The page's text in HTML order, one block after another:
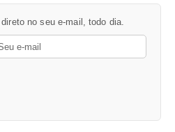
direto no seu e-mail, todo dia.